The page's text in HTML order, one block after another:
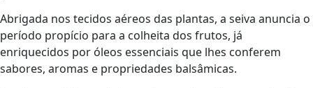
Abrigada nos tecidos aéreos das plantas, a seiva anuncia o
período propício para a colheita dos frutos, já
enriquecidos por óleos essenciais que lhes conferem
sabores, aromas e propriedades balsâmicas.